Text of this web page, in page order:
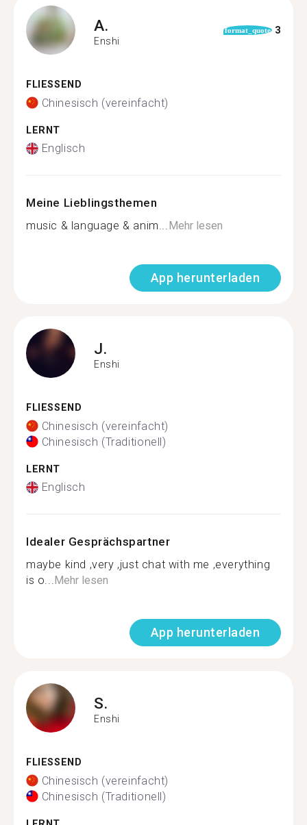
A.
Enshi
format_quote 3
FLIESSEND
Chinesisch (vereinfacht)
LERNT
Englisch
Meine Lieblingsthemen
music & language & anim...Mehr lesen
App herunterladen
J.
Enshi
FLIESSEND
Chinesisch (vereinfacht)
Chinesisch (Traditionell)
LERNT
Englisch
Idealer Gesprächspartner
maybe kind ,very ,just chat with me ,everything
is o...Mehr lesen
App herunterladen
S.
Enshi
FLIESSEND
Chinesisch (vereinfacht)
Chinesisch (Traditionell)